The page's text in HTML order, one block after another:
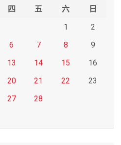
四 五 六
日
1
2
6 7 8
9
13 14 15
16
20 21 22
23
27
28